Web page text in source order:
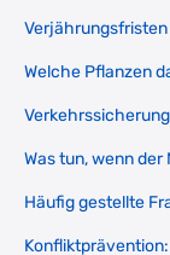
Welche Pflanzen
Was tun, wenn
Häufig gestellte